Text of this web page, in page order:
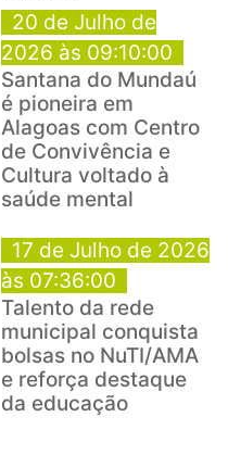
20 de Julho de
2026 às 09:10:00
Santana do Mundaú
é pioneira em
Alagoas com Centro
de Convivência e
Cultura voltado à
saúde mental
17 de Julho de 2026
às 07:36:00
Talento da rede
municipal conquista
bolsas no NuTI/AMA
e reforça destaque
da educação